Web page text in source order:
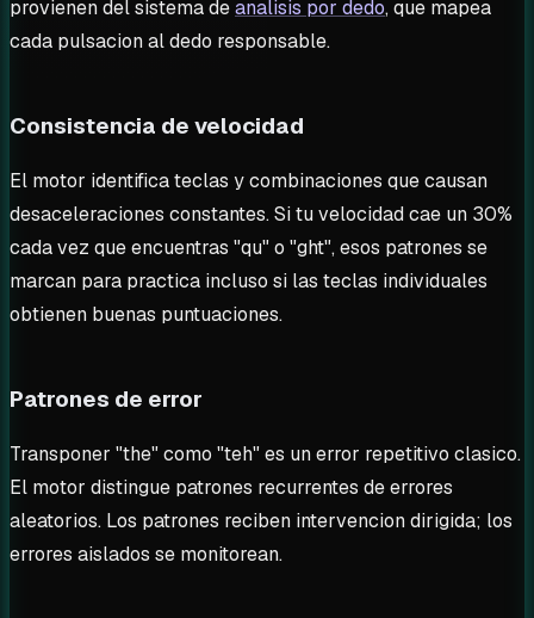
provienen del sistema deanalisis por dedo, que mapea
cada pulsacion al dedo responsable.
Consistencia de velocidad
El motor identifica teclas y combinaciones que causan
desaceleraciones constantes. Si tu velocidad cae un 30%
cada vez que encuentras "qu" o "ght", esos patrones se
marcan para practica incluso si las teclas individuales
obtienen buenas puntuaciones.
Patrones de error
Transponer "the" como "teh" es un error repetitivo clasico.
El motor distingue patrones recurrentes de errores
aleatorios. Los patrones reciben intervencion dirigida; los
errores aislados se monitorean.